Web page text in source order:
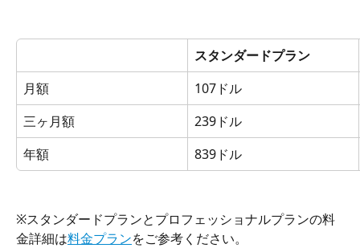
スタンダードプラン
月額
107ドル
三ヶ月額
239ドル
年額
839ドル
※スタンダードプランとプロフェッショナルプラン​の料
金詳細は料金プランをご参考ください。